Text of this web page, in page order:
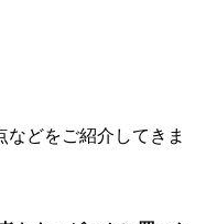
どをご紹介してきま